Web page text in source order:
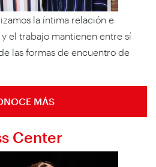
la íntima relación e
el trabajo mantienen entre sí
las formas de encuentro de
MÁS
Center